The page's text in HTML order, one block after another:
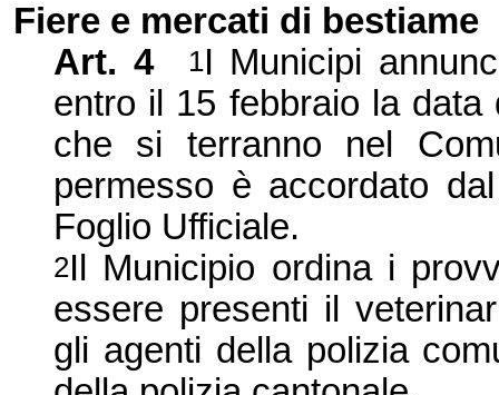
Fiere e mercati di bestiame
Art. 4
1I Municipi
entro il 15 febbraio la
che si terranno nel Co
permesso è accordato
Foglio Ufficiale.
2Il Municipio ordina i
essere presenti il
gli agenti della polizia